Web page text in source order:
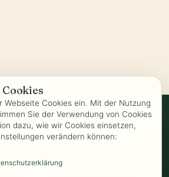
Webseite Cookies ein. Mit der Nutzung
Sie der Verwendung von Cookies
dazu, wie wir Cookies einsetzen,
verändern können:
Vertrag widerrufen
- Datenschutz